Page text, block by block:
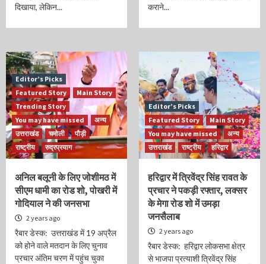
दिखाया, लेकिन...
कराने...
Editor’s Picks
Featured Story
Main Story
Trending Story
You may have missed
अन्य
उत्तराखंड
चमोली
पौड़ी
राष्ट्रीय
रुद्रप्रयाग
अनिल बलूनी के लिए जोशीमठ में
सीएम धामी का रोड शो, पोखरी में
गोदियाल ने की जनसभा
2 years ago
रैबार डेस्क: उत्तराखंड में 19 अप्रैल
को होने वाले मतदान के लिए चुनाव
प्रचार अंतिम चरण में पहुंच चुका
Editor’s Picks
Featured Story
Main Story
You may have missed
अन्य
उत्तराखंड
राष्ट्रीय हरिद्वार
हरिद्वार में त्रिवेंद्र सिंह रावत के
प्रचार ने पकड़ी रफ्तार, लक्सर
के मेगा रोड शो में उमड़ा
जनसैलाब
2 years ago
रैबार डेस्क: हरिद्वार लोकसभा क्षेत्र
से भाजपा प्रत्याशी त्रिवेंद्र सिंह